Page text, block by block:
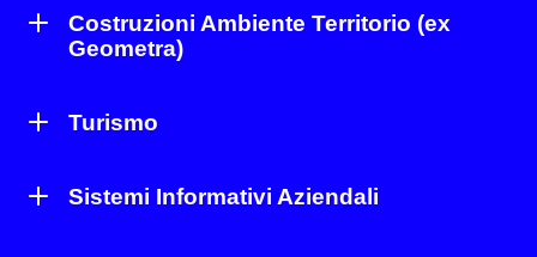
Costruzioni Ambiente Territorio (ex
Geometra)
Turismo
Sistemi Informativi Aziendali